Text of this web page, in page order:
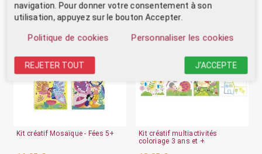
Kit créatif Mosaïque - Fées 5+
Kit créatif multiactivités
coloriage 3 ans et +
navigation. Pour donner votre consentement à son
utilisation, appuyez sur le bouton Accepter.
Politique de cookies Personnaliser les cookies
REJETER TOUT J'ACCEPTE